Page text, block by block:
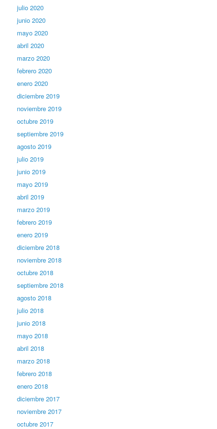
julio 2020
junio 2020
mayo 2020
abril 2020
marzo 2020
febrero 2020
enero 2020
diciembre 2019
noviembre 2019
octubre 2019
septiembre 2019
agosto 2019
julio 2019
junio 2019
mayo 2019
abril 2019
marzo 2019
febrero 2019
enero 2019
diciembre 2018
noviembre 2018
octubre 2018
septiembre 2018
agosto 2018
julio 2018
junio 2018
mayo 2018
abril 2018
marzo 2018
febrero 2018
enero 2018
diciembre 2017
noviembre 2017
octubre 2017